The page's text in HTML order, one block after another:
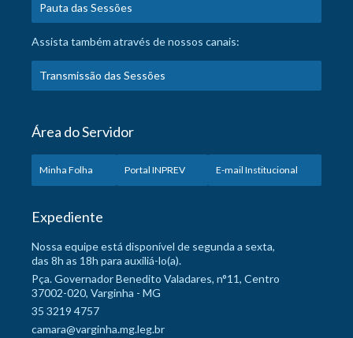
Pauta das Sessões
Assista também através de nossos canais:
Transmissão das Sessões
Área do Servidor
Minha Folha Portal INPREV E-mail Institucional
Expediente
Nossa equipe está disponível de segunda a sexta,
das 8h as 18h para auxiliá-lo(a).
Pça. Governador Benedito Valadares, n°11, Centro
37002-020, Varginha - MG
35 3219 4757
camara@varginha.mg.leg.br